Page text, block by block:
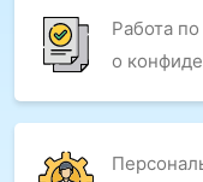
Работа
о